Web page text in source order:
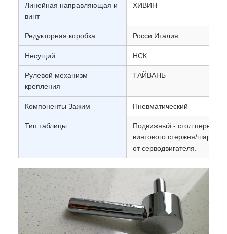
Линейная направляющая и
винт
ХИВИН
Редукторная коробка Росси Италия
Несущий НСК
Рулевой механизм
крепления
ТАЙВАНЬ
Компоненты Зажим Пневматический
Тип таблицы
Подвижный - стол
винтового стержня/
от серводвигателя.